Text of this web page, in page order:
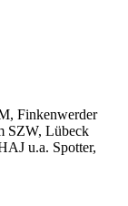
Finkenwerder
SZW, Lübeck
u.a. Spotter,